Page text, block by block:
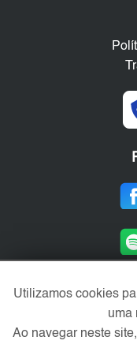
Área
Utilizamos cookies
uma
Ao navegar neste